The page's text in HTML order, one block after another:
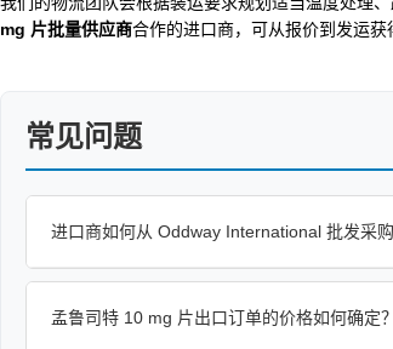
mg 片批量供应商合作的进口商，可从报价到发运获
常见问题
进口商如何从 Oddway International 批发采
孟鲁司特 10 mg 片出口订单的价格如何确定？